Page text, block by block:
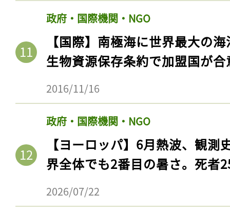
政府・国際機関・NGO
【国際】南極海に世界最大の
生物資源保存条約で加盟国が合
2016/11/16
政府・国際機関・NGO
【ヨーロッパ】6月熱波、観
界全体でも2番目の暑さ。死者
2026/07/22